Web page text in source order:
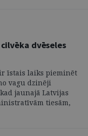
dvēseles
īstais laiks pieminēt
vagu dzinēji
jaunajā Latvijas
tiesām,